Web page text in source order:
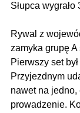
Słupca wygrało
Rywal z
zamyka grupę
Pierwszy set
Przyjezdnym
nawet na
prowadzenie.